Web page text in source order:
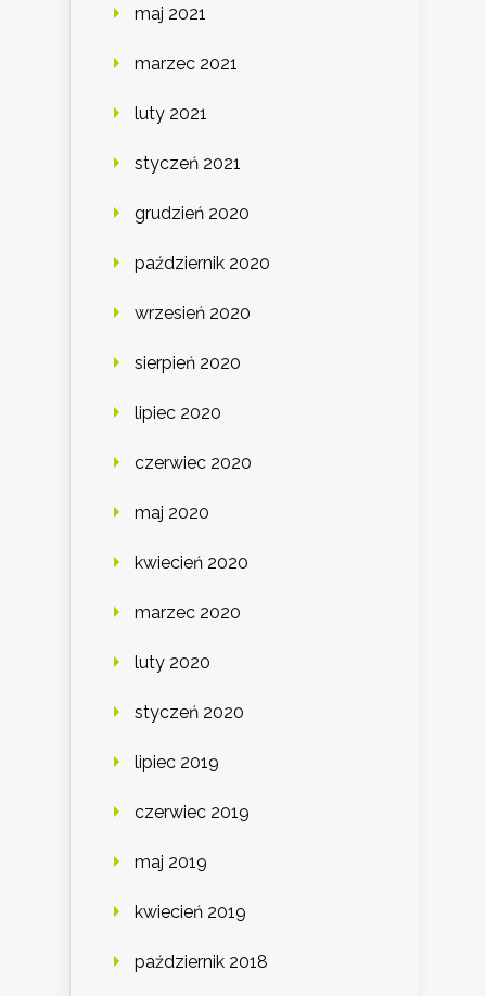
maj 2021
marzec 2021
luty 2021
styczeń 2021
grudzień 2020
październik 2020
wrzesień 2020
sierpień 2020
lipiec 2020
czerwiec 2020
maj 2020
kwiecień 2020
marzec 2020
luty 2020
styczeń 2020
lipiec 2019
czerwiec 2019
maj 2019
kwiecień 2019
październik 2018